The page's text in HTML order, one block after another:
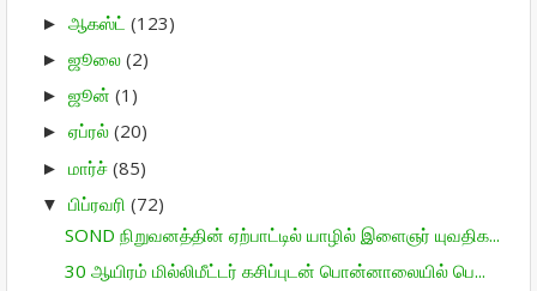
► ஆகஸ்ட் (123)
► ஜூலை (2)
► ஜூன் (1)
► ஏப்ரல் (20)
► மார்ச் (85)
▼ பிப்ரவரி (72)
SOND நிறுவனத்தின் ஏற்பாட்டில் யாழில் இளைஞர் யுவதிக...
30 ஆயிரம் மில்லிமீட்டர் கசிப்புடன் பொன்னாலையில் பெ...